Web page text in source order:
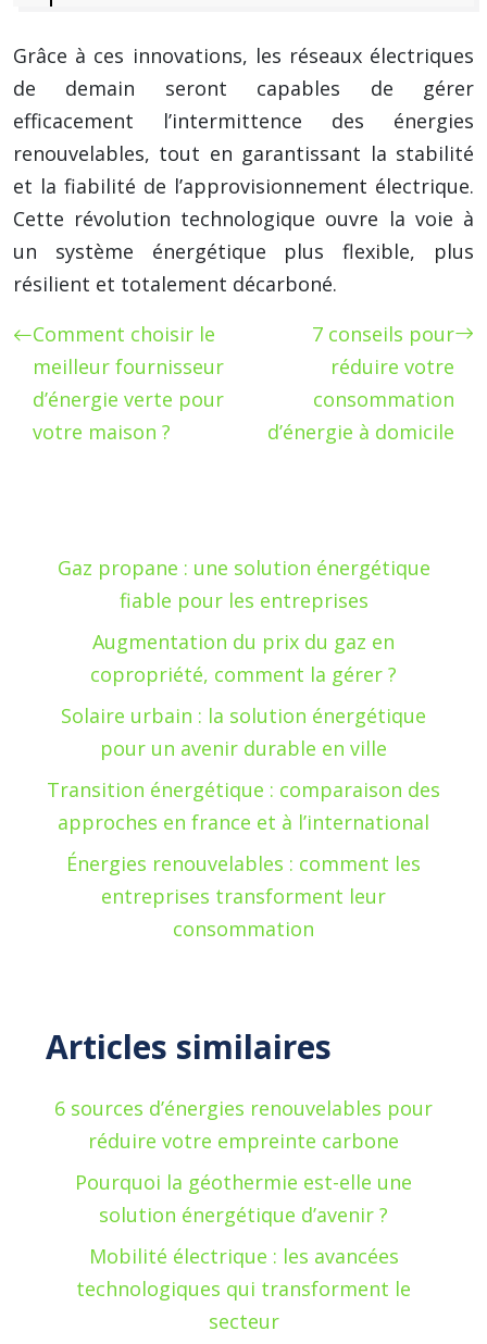
Grâce à ces innovations, les réseaux électriques
de demain seront capables de gérer
efficacement l’intermittence des énergies
renouvelables, tout en garantissant la stabilité
et la fiabilité de l’approvisionnement électrique.
Cette révolution technologique ouvre la voie à
un système énergétique plus flexible, plus
résilient et totalement décarboné.
Comment choisir le
meilleur fournisseur
d’énergie verte pour
votre maison ?
7 conseils pour
réduire votre
consommation
d’énergie à domicile
Gaz propane : une solution énergétique
fiable pour les entreprises
Augmentation du prix du gaz en
copropriété, comment la gérer ?
Solaire urbain : la solution énergétique
pour un avenir durable en ville
Transition énergétique : comparaison des
approches en france et à l’international
Énergies renouvelables : comment les
entreprises transforment leur
consommation
Articles similaires
6 sources d’énergies renouvelables pour
réduire votre empreinte carbone
Pourquoi la géothermie est-elle une
solution énergétique d’avenir ?
Mobilité électrique : les avancées
technologiques qui transforment le
secteur